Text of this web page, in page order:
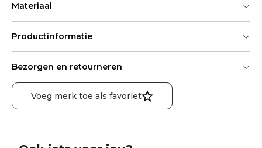
Materiaal
Productinformatie
Bezorgen en retourneren
Voeg merk toe als favoriet